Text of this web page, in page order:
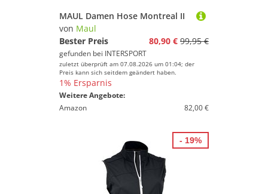
MAUL Damen Hose Montreal II
von Maul
Bester Preis
80,90 € 99,95 €
gefunden bei INTERSPORT
zuletzt überprüft am 07.08.2026 um 01:04; der
Preis kann sich seitdem geändert haben.
1% Ersparnis
Weitere Angebote:
Amazon
82,00 €
- 19%